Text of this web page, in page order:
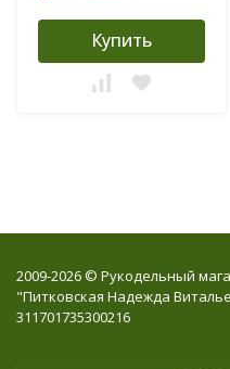
Купить
2009-2026 © Рукодельный
"Питковская Надежда
311701735300216